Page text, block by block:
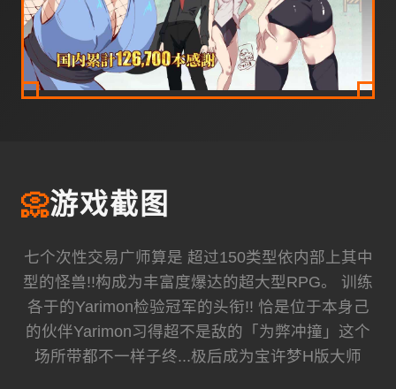
📀游戏截图
七个次性交易广师算是 超过150类型依内部上其中
型的怪兽!!构成为丰富度爆达的超大型RPG。 训练
各于的Yarimon检验冠军的头衔!! 恰是位于本身己
的伙伴Yarimon习得超不是敌的「为弊冲撞」这个
场所带都不一样子终...极后成为宝许梦H版大师